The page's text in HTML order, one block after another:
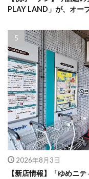
PLAY LAND」が、オー
2026年8月3日
【新店情報】「ゆめニ